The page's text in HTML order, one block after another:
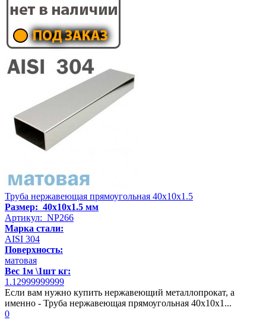
Труба нержавеющая прямоугольная 40х10х1.5
Размер: 40х10х1.5 мм
Артикул: NP266
Марка стали:
AISI 304
Поверхность:
матовая
Вес 1м \1шт кг:
1.12999999999
Если вам нужно купить нержавеющий металлопрокат, а
именно - Труба нержавеющая прямоугольная 40х10х1...
0